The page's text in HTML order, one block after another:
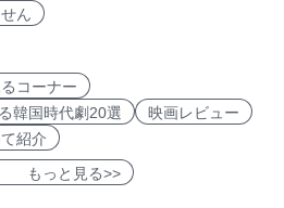
ん
コーナー
韓国時代劇20選
映画レビュー
紹介
っと見る>>